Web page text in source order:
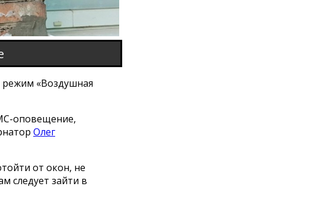
режим «Воздушная
оповещение,
Олег
от окон, не
следует зайти в